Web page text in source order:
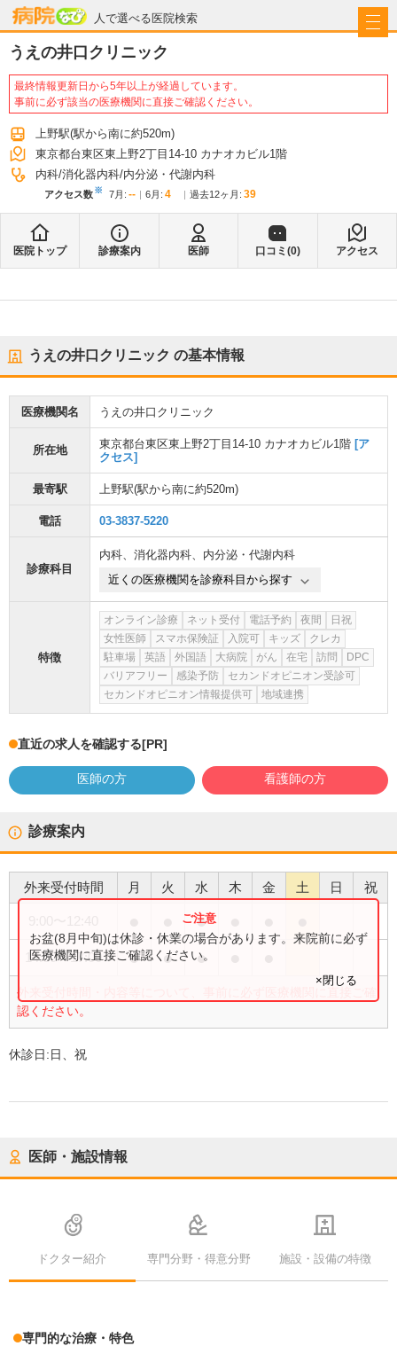
人で選べる医院検索
病院なび
うえの井口クリニック
最終情報更新日から5年以上が経過しています。
事前に必ず該当の医療機関に直接ご確認ください。
上野駅(駅から南に約520m)
東京都台東区東上野2丁目14-10 カナオカビル1階
内科 消化器内科 内分泌・代謝内科
アクセス数※ 7月 : -- 6月 : 4 過去12ヶ月: 39
医院トップ 診療案内 医師 口コミ(0) アクセス
うえの井口クリニック の基本情報
医療機関名 うえの井口クリニック
所在地 東京都台東区東上野2丁目14-10 カナオカビル1階 [ア
クセス]
最寄駅 上野駅(駅から南に約520m)
電話 03-3837-5220
診療科目
内科、 消化器内科、 内分泌・代謝内科
近くの医療機関を診療科目から探す
特徴
オンライン診療 ネット受付 電話予約 夜間
日祝
女性医師
スマホ保険証 入院可 キッズ
クレカ
駐車場
英語 外国語 大病院 がん 在宅 訪問
DPC
バリアフリー
感染予防
セカンドオピニオン受診可
セカンドオピニオン情報提供可
地域連携
直近の求人を確認する[PR]
医師の方 看護師の方
診療案内
外来受付時間 月 火 水 木 金 土 日 祝
●
14:00〜17:00 ● ● ●
外来受付時間・内容等について、事前に必ず医療機関に直接ご確
認ください。
お盆(8月中旬)は休診・休業の場合があります。来院前に必ず
医療機関に直接ご確認ください。
×閉じる
休診日:日、祝
医師・施設情報
ドクター紹介 専門分野・得意分野 施設・設備の特徴
専門的な治療・特色